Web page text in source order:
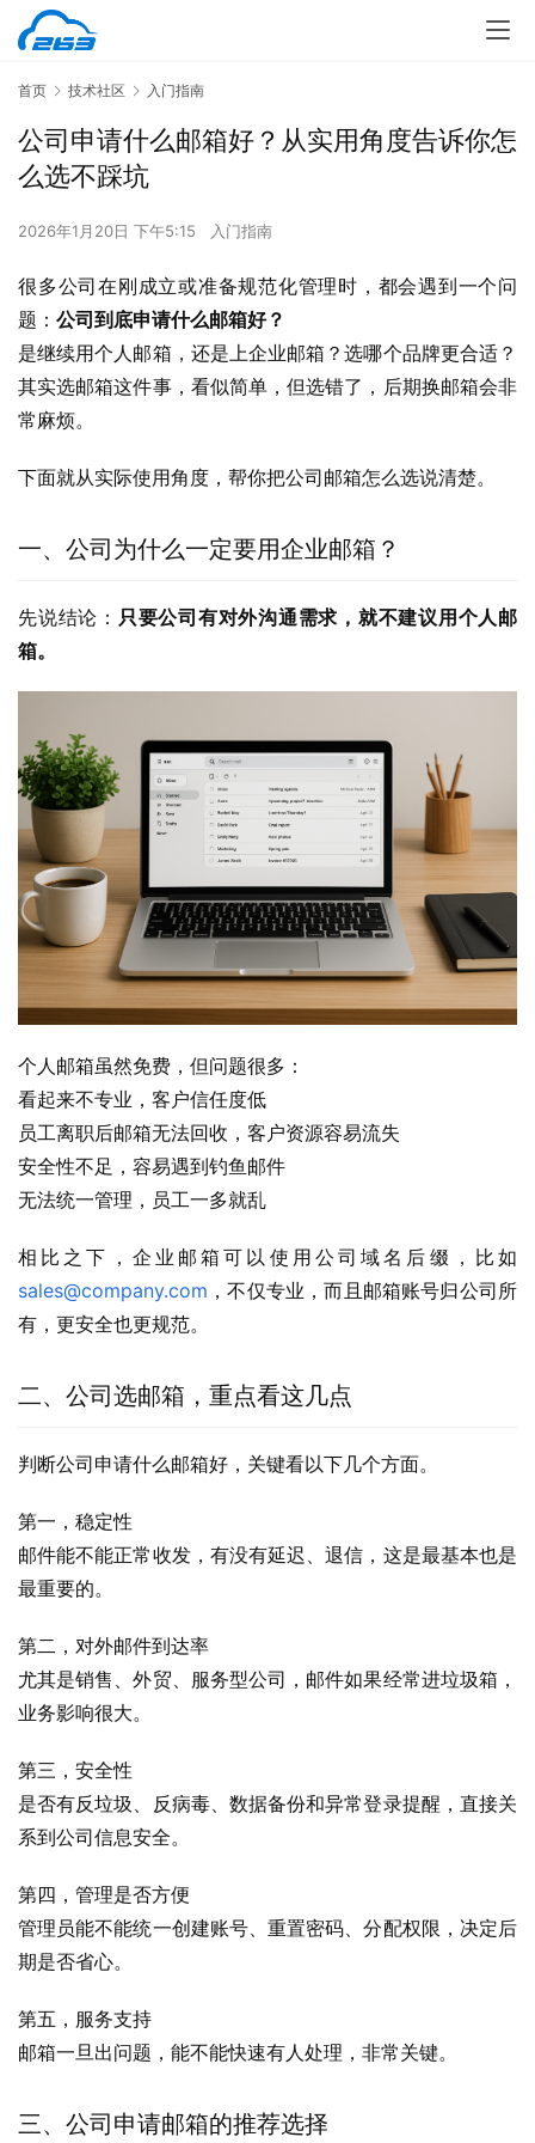
首页 技术社区 入门指南
公司申请什么邮箱好？从实用角度告诉你怎
么选不踩坑
2026年1月20日 下午5:15 入门指南
很多公司在刚成立或准备规范化管理时，都会遇到一个问
题： 公司到底申请什么邮箱好？
是继续用个人邮箱，还是上企业邮箱？选哪个品牌更合适？
其实选邮箱这件事，看似简单，但选错了，后期换邮箱会非
常麻烦。
下面就从实际使用角度，帮你把公司邮箱怎么选说清楚。
一、公司为什么一定要用企业邮箱？
先说结论： 只要公司有对外沟通需求，就不建议用个人邮
箱。
个人邮箱虽然免费，但问题很多：
看起来不专业，客户信任度低
员工离职后邮箱无法回收，客户资源容易流失
安全性不足，容易遇到钓鱼邮件
无法统一管理，员工一多就乱
sales@company.com ，不仅专业，而且邮箱账号归公司所
有，更安全也更规范。
二、公司选邮箱，重点看这几点
判断公司申请什么邮箱好，关键看以下几个方面。
第一，稳定性
邮件能不能正常收发，有没有延迟、退信，这是最基本也是
最重要的。
第二，对外邮件到达率
尤其是销售、外贸、服务型公司，邮件如果经常进垃圾箱，
业务影响很大。
第三，安全性
是否有反垃圾、反病毒、数据备份和异常登录提醒，直接关
系到公司信息安全。
第四，管理是否方便
管理员能不能统一创建账号、重置密码、分配权限，决定后
期是否省心。
第五，服务支持
邮箱一旦出问题，能不能快速有人处理，非常关键。
三、公司申请邮箱的推荐选择